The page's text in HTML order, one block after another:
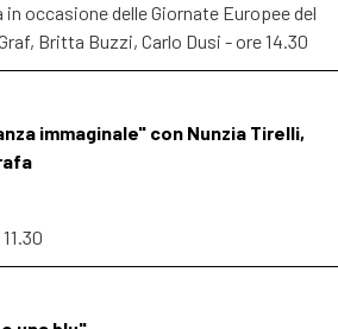
occasione delle Giornate Europee del
Britta Buzzi, Carlo Dusi - ore 14.30
immaginale" con Nunzia Tirelli,